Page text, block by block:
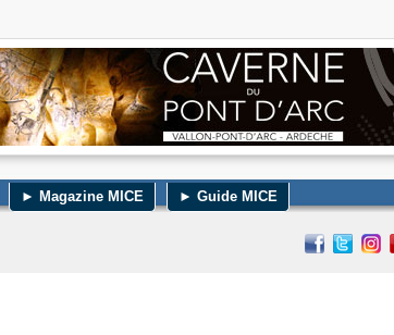
► Magazine MICE ► Guide MICE